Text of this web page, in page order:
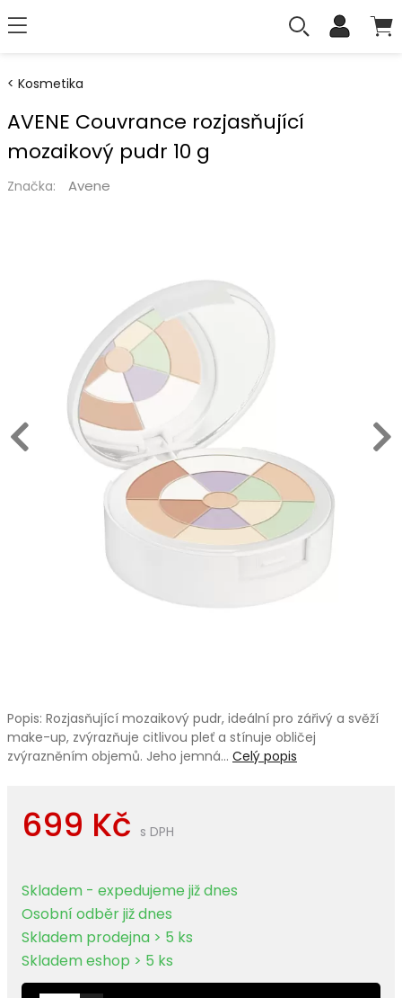
Kosmetika
AVENE Couvrance rozjasňující
mozaikový pudr 10 g
Značka: Avene
Popis: Rozjasňující mozaikový pudr, ideální pro zářivý a svěží
make-up, zvýrazňuje citlivou pleť a stínuje obličej
zvýrazněním objemů. Jeho jemná… Celý popis
699 Kč s DPH
Skladem - expedujeme již dnes
Osobní odběr již dnes
Skladem prodejna > 5 ks
Skladem eshop > 5 ks